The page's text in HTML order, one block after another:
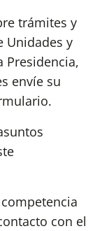
trámites y
Unidades y
Presidencia,
envíe su
con el